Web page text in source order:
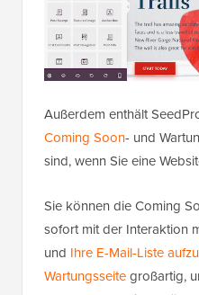
Außerdem enthält
Coming Soon- und
sind, wenn Sie eine
Sie können die Coming
sofort mit der Interaktion
und Ihre E-Mail-Liste
Wartungsseitegroßartig,